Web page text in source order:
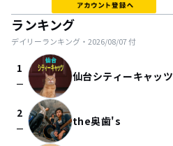
ランキング
デイリーランキング・ 2026/08/07付
1
check_indeterminate_small 仙台シティーキャッツ
2
check_indeterminate_small the奥歯's